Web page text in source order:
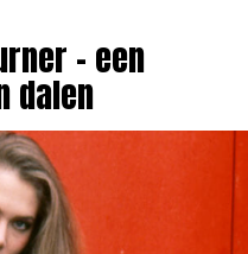
– een
dalen